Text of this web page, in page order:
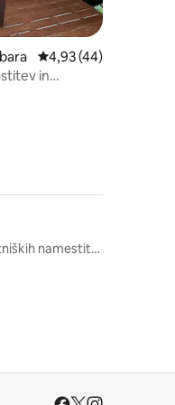
33
Povprečna ocena:
4,93 (44)
in
Zakup počitniških namestitev